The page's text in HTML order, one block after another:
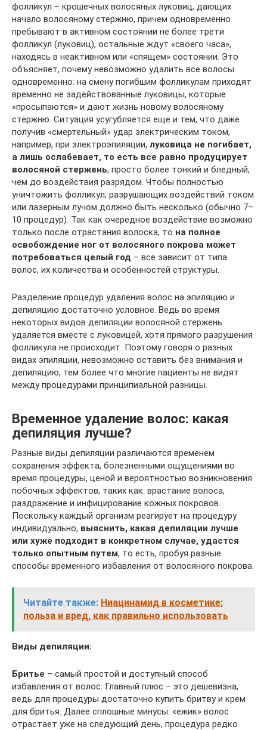
фолликул – крошечных волосяных луковиц, дающих
начало волосяному стержню, причем одновременно
пребывают в активном состоянии не более трети
фолликул (луковиц), остальные ждут «своего часа»,
находясь в неактивном или «спящем» состоянии. Это
объясняет, почему невозможно удалить все волосы
одновременно: на смену погибшим фолликулам приходят
временно не задействованные луковицы, которые
«просыпаются» и дают жизнь новому волосяному
стержню. Ситуация усугубляется еще и тем, что даже
получив «смертельный» удар электрическим током,
например, при электроэпиляции, луковица не погибает,
а лишь ослабевает, то есть все равно продуцирует
волосяной стержень, просто более тонкий и бледный,
чем до воздействия разрядом. Чтобы полностью
уничтожить фолликул, разрушающих воздействий током
или лазерным лучом должно быть несколько (обычно 7–
10 процедур). Так как очередное воздействие возможно
только после отрастания волоска, то на полное
освобождение ног от волосяного покрова может
потребоваться целый год – все зависит от типа
волос, их количества и особенностей структуры.
Разделение процедур удаления волос на эпиляцию и
депиляцию достаточно условное. Ведь во время
некоторых видов депиляции волосяной стержень
удаляется вместе с луковицей, хотя прямого разрушения
фолликула не происходит. Поэтому говоря о разных
видах эпиляции, невозможно оставить без внимания и
депиляцию, тем более что многие пациенты не видят
между процедурами принципиальной разницы.
Временное удаление волос: какая
депиляция лучше?
Разные виды депиляции различаются временем
сохранения эффекта, болезненными ощущениями во
время процедуры, ценой и вероятностью возникновения
побочных эффектов, таких как: врастание волоса,
раздражение и инфицирование кожных покровов.
Поскольку каждый организм реагирует на процедуру
индивидуально, выяснить, какая депиляции лучше
или хуже подходит в конкретном случае, удастся
только опытным путем, то есть, пробуя разные
способы временного избавления от волосяного покрова.
Читайте также: Ниацинамид в косметике:
польза и вред, как правильно использовать
Виды депиляции:
Бритье – самый простой и доступный способ
избавления от волос. Главный плюс – это дешевизна,
ведь для процедуры достаточно купить бритву и крем
для бритья. Далее сплошные минусы: «ежик» волос
отрастает уже на следующий день, процедура редко